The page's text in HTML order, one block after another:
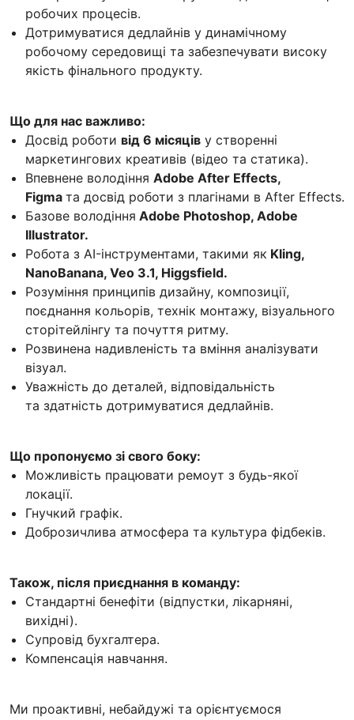
робочих процесів.
Дотримуватися дедлайнів у динамічному
робочому середовищі та забезпечувати високу
якість фінального продукту.
Що для нас важливо:
Досвід роботи від 6 місяців у створенні
маркетингових креативів (відео та статика).
Впевнене володіння Adobe After Effects,
Figma та досвід роботи з плагінами в After Effects.
Базове володіння Adobe Photoshop, Adobe
Illustrator.
Робота з AI-інструментами, такими як Kling,
NanoBanana, Veo 3.1, Higgsfield.
Розуміння принципів дизайну, композиції,
поєднання кольорів, технік монтажу, візуального
сторітейлінгу та почуття ритму.
Розвинена надивленість та вміння аналізувати
візуал.
Уважність до деталей, відповідальність
та здатність дотримуватися дедлайнів.
Що пропонуємо зі свого боку:
Можливість працювати ремоут з будь-якої
локації.
Гнучкий графік.
Доброзичлива атмосфера та культура фідбеків.
Також, після приєднання в команду:
Стандартні бенефіти (відпустки, лікарняні,
вихідні).
Супровід бухгалтера.
Компенсація навчання.
Ми проактивні, небайдужі та орієнтуємося